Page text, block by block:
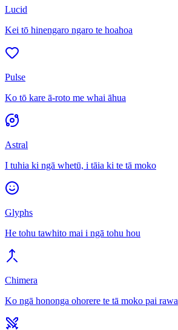
Lucid
Kei tō hinengaro ngaro te hoahoa
Pulse
Ko tō kare ā-roto me whai āhua
Astral
I tuhia ki ngā whetū, i tāia ki te tā moko
Glyphs
He tohu tawhito mai i ngā tohu hou
Chimera
Ko ngā hononga ohorere te tā moko pai rawa